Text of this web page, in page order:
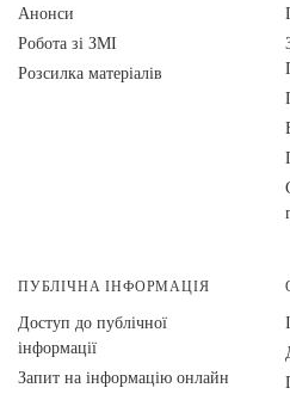
Анонси
Робота зі ЗМІ
Розсилка матеріалів
ПУБЛІЧНА ІНФОРМАЦІЯ
Доступ до публічної
інформації
Запит на інформацію онлайн